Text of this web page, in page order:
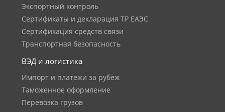
Экспортный контроль
Сертификаты и декларация ТР ЕАЭС
Сертификация средств связи
Транспортная безопасность
ВЭД и логистика
Импорт и платежи за рубеж
Таможенное оформление
Перевозка грузов